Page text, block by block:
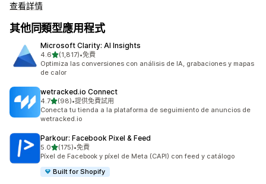
查看詳情
其他同類型應用程式
Microsoft Clarity: AI Insights
4.6滿分 5 顆星
(1,817)
共有 1817 則評價
•免費
Optimiza las conversiones con análisis de IA, grabaciones y mapas
de calor
wetracked.io Connect
4.7滿分 5 顆星
(98)
共有 98 則評價
•提供免費試用
Conecta tu tienda a la plataforma de seguimiento de anuncios de
wetracked.io
Parkour: Facebook Pixel & Feed
5.0滿分 5 顆星
(175)
共有 175 則評價
•免費
Píxel de Facebook y píxel de Meta (CAPI) con feed y catálogo
Built for Shopify